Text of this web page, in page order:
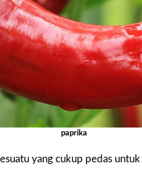
paprika
yang cukup pedas